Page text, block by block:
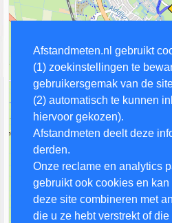
Afstandmeten.nl gebruikt
(1) zoekinstellingen te
gebruikersgemak van de
(2) automatisch te kunnen
hiervoor gekozen).
Afstandmeten deelt deze
derden.
Onze reclame en analytics
gebruikt ook cookies en
deze site combineren met
die u ze hebt verstrekt of